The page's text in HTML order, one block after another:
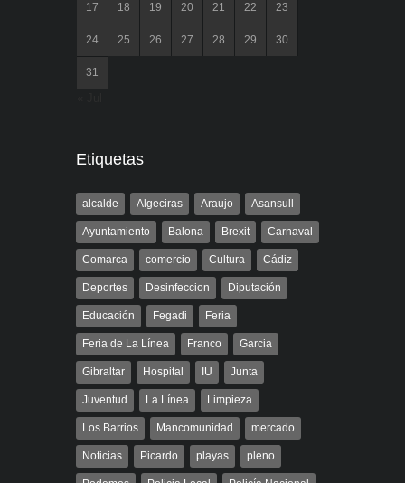
17 18 19 20 21 22 23
24 25 26 27 28 29 30
31
Etiquetas
alcalde Algeciras Araujo Asansull
Ayuntamiento Balona Brexit Carnaval
Comarca comercio Cultura Cádiz
Deportes Desinfeccion Diputación
Educación Fegadi Feria
Feria de La Línea Franco Garcia
Gibraltar Hospital IU Junta
Juventud La Línea Limpieza
Los Barrios Mancomunidad mercado
Noticias Picardo playas pleno